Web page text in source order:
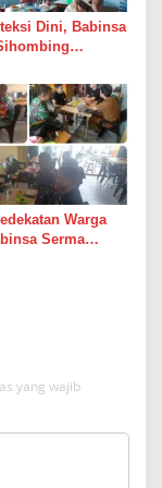
Dini, Babinsa
Deli Tua Barat
Warga
Serma
yang wajib